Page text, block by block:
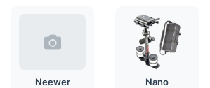
Neewer Nano